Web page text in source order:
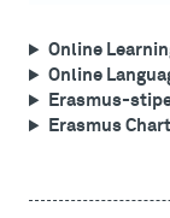
Online
Online
Erasmus-
Erasmus